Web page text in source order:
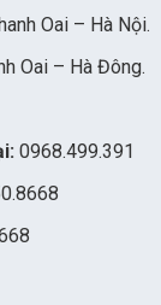
Oai – Hà Nội.
Oai – Hà Đông.
0968.499.391